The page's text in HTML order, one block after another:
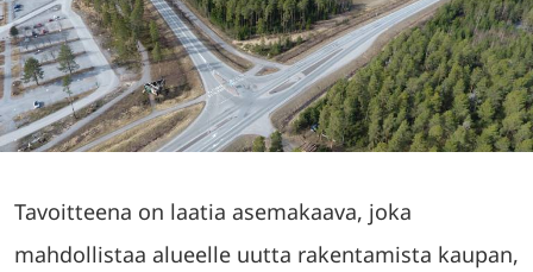
Tavoitteena on laatia asemakaava, joka
mahdollistaa alueelle uutta rakentamista kaupan,